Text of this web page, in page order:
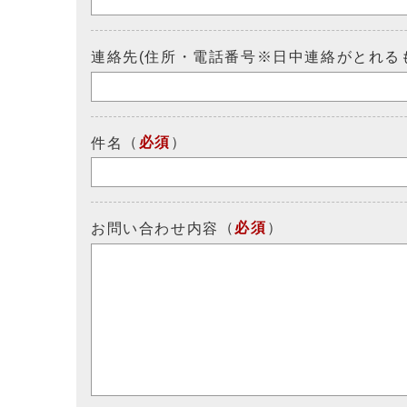
連絡先(住所・電話番号※日中連絡がとれる
件名 （ 必須 ）
お問い合わせ内容 （ 必須 ）